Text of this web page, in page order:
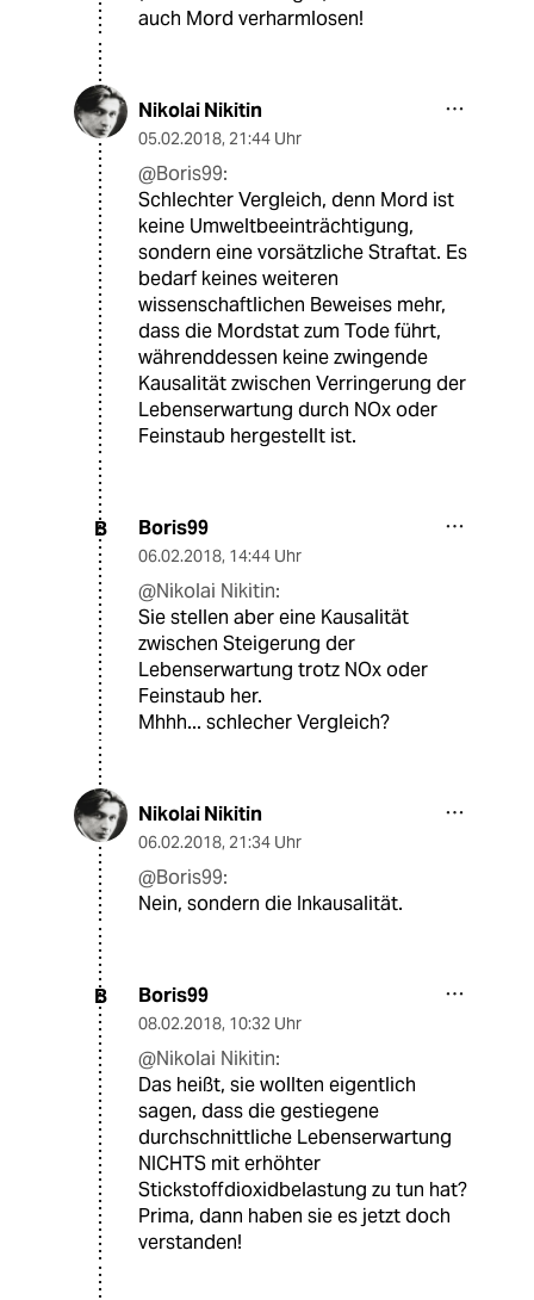
auch Mord verharmlosen!
Nikolai Nikitin
05.02.2018, 21:44 Uhr
@Boris99:
Schlechter Vergleich, denn Mord ist
keine Umweltbeeinträchtigung,
sondern eine vorsätzliche Straftat. Es
bedarf keines weiteren
wissenschaftlichen Beweises mehr,
dass die Mordstat zum Tode führt,
währenddessen keine zwingende
Kausalität zwischen Verringerung der
Lebenserwartung durch NOx oder
Feinstaub hergestellt ist.
B Boris99
06.02.2018, 14:44 Uhr
@Nikolai Nikitin:
Sie stellen aber eine Kausalität
zwischen Steigerung der
Lebenserwartung trotz NOx oder
Feinstaub her.
Mhhh... schlecher Vergleich?
Nikolai Nikitin
06.02.2018, 21:34 Uhr
@Boris99:
Nein, sondern die Inkausalität.
B Boris99
08.02.2018, 10:32 Uhr
@Nikolai Nikitin:
Das heißt, sie wollten eigentlich
sagen, dass die gestiegene
durchschnittliche Lebenserwartung
NICHTS mit erhöhter
Stickstoffdioxidbelastung zu tun hat?
Prima, dann haben sie es jetzt doch
verstanden!